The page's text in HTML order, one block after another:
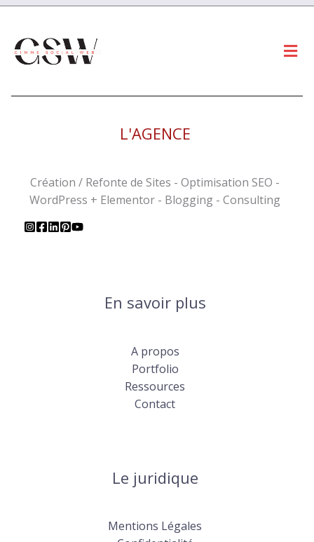
L'AGENCE
Création / Refonte de Sites - Optimisation SEO -
WordPress + Elementor - Blogging - Consulting
En savoir plus
A propos
Portfolio
Ressources
Contact
Le juridique
Mentions Légales